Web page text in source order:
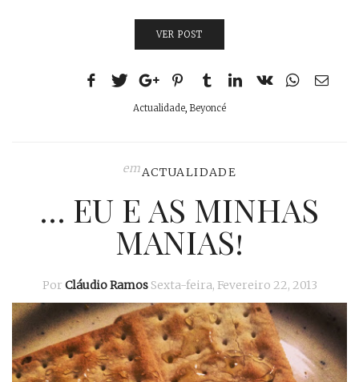
VER POST
Actualidade, Beyoncé
emACTUALIDADE
… EU E AS MINHAS
MANIAS!
Por Cláudio Ramos Sexta-feira, Fevereiro 22, 2013